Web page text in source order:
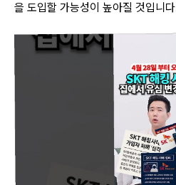
을 도입할 가능성이 높아질 것입니